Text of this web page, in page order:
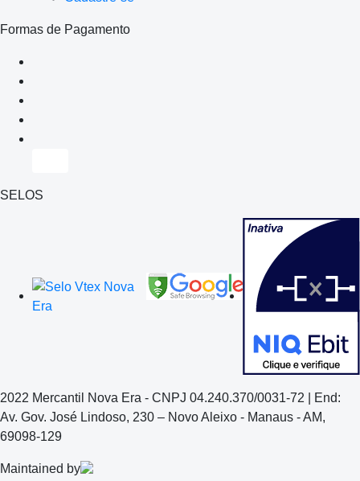
Formas de Pagamento
SELOS
2022 Mercantil Nova Era - CNPJ 04.240.370/0031-72 | End:
Av. Gov. José Lindoso, 230 – Novo Aleixo - Manaus - AM,
69098-129
Maintained by